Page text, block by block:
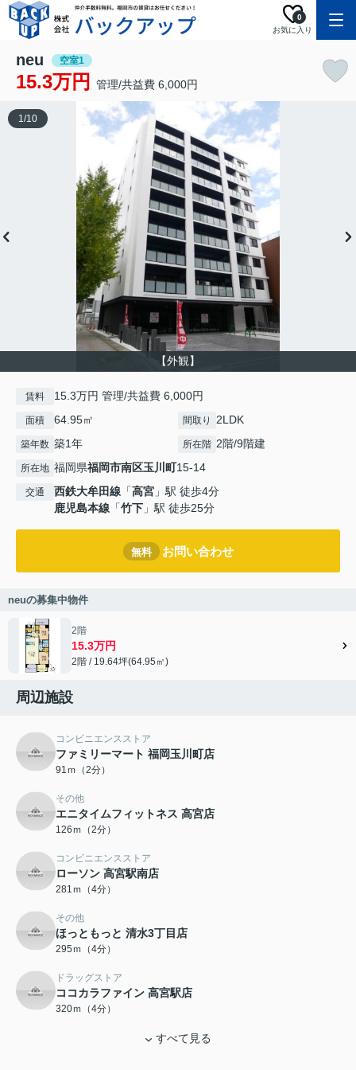
お気に入り
0
neu 空室1
15.3万円 管理/共益費 6,000円
【外観】
1/10
賃料 15.3万円 管理/共益費 6,000円
面積 64.95㎡ 間取り 2LDK
築年数 築1年 所在階 2階/9階建
所在地 福岡県福岡市南区玉川町15-14
交通 西鉄大牟田線 「高宮 」駅 徒歩4分
鹿児島本線 「竹下 」駅 徒歩25分
無料 お問い合わせ
neuの募集中物件
2階
15.3万円
2階 / 19.64坪(64.95㎡)
周辺施設
コンビニエンスストア
ファミリーマート 福岡玉川町店
91ｍ（2分）
その他
エニタイムフィットネス 高宮店
126ｍ（2分）
コンビニエンスストア
ローソン 高宮駅南店
281ｍ（4分）
その他
ほっともっと 清水3丁目店
295ｍ（4分）
ドラッグストア
ココカラファイン 高宮駅店
320ｍ（4分）
すべて見る